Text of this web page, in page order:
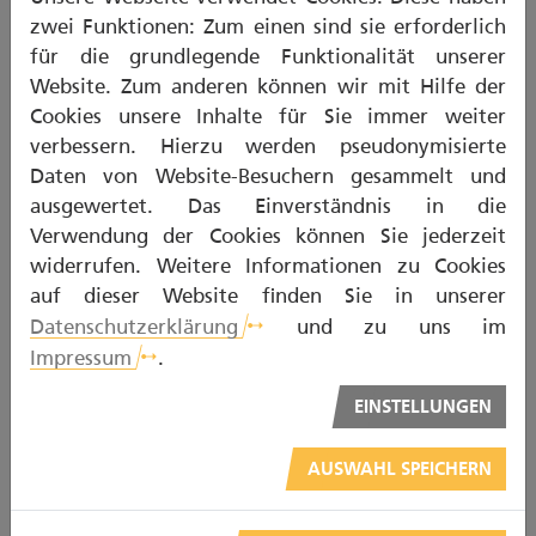
richtig zu reinigen und zu pflegen sind. Besonders
der Übergang zwischen Implantat und Zahnfleisch
muss frei von bakteriellen Belägen bleiben.
Ansonsten droht eine Periimplantitis, eine
Entzündung rund um die künstliche Zahnwurzel. Im
schlimmsten Fall muss der Zahnarzt das Implantat
entfernen.
Wichtig daher: Säubern Sie Zahnzwischenräume
und die Umgebung von Implantaten besonders
intensiv. Zahnseide und spezielle
Interdentalbürsten sollten täglich zum Einsatz
kommen.
So vermeiden Sie Entzündungen
„Bei nicht ausreichender Pflege des
implantatgetragenen Zahnersatzes können sich
Bakterien am Implantatpfosten anheften, an ihm
zwei Funktionen: Zum einen sind sie erforderlich
für die grundlegende Funktionalität unserer
Website. Zum anderen können wir mit Hilfe der
Cookies unsere Inhalte für Sie immer weiter
verbessern. Hierzu werden pseudonymisierte
Daten von Website-Besuchern gesammelt und
ausgewertet. Das Einverständnis in die
Verwendung der Cookies können Sie jederzeit
widerrufen. Weitere Informationen zu Cookies
auf dieser Website finden Sie in unserer
Datenschutzerklärung
und zu uns im
Impressum
.
EINSTELLUNGEN
AUSWAHL SPEICHERN